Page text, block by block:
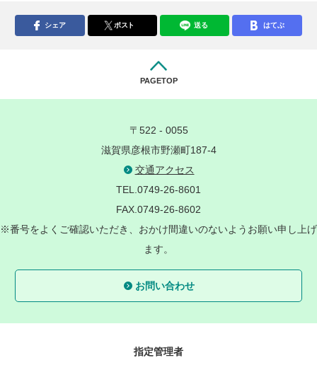
シェア ポスト 送る はてぶ
PAGETOP
〒522 - 0055
滋賀県彦根市野瀬町187-4
交通アクセス
TEL.0749-26-8601
FAX.0749-26-8602
※番号をよくご確認いただき、おかけ間違いのないようお願い申し上げ
ます。
お問い合わせ
指定管理者